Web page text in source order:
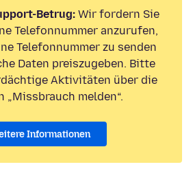
Betrug: Wir fordern Sie
Telefonnummer anzurufen,
Telefonnummer zu senden
Daten preiszugeben. Bitte
Aktivitäten über die
„Missbrauch melden“.
Informationen